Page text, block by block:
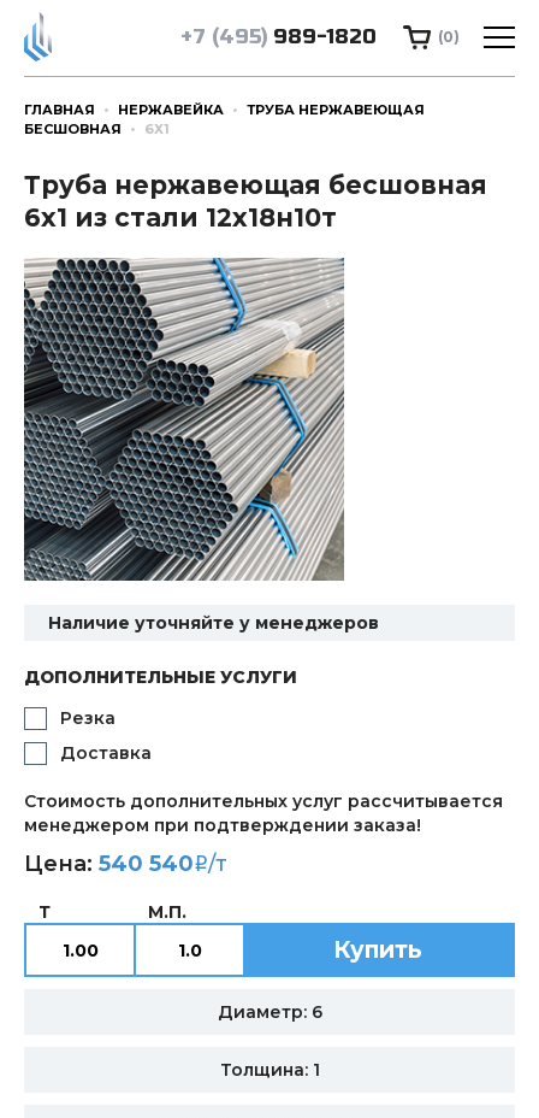
+7 (495) 989-1820 (0)
ГЛАВНАЯ НЕРЖАВЕЙКА
ТРУБА НЕРЖАВЕЮЩАЯ
БЕСШОВНАЯ
6Х1
Труба нержавеющая бесшовная
6х1 из стали 12х18н10т
Наличие уточняйте у менеджеров
ДОПОЛНИТЕЛЬНЫЕ УСЛУГИ
Резка
Доставка
Стоимость дополнительных услуг рассчитывается
менеджером при подтверждении заказа!
Цена: 540 540i/т
Т М.П.
Купить
Диаметр: 6
Толщина: 1